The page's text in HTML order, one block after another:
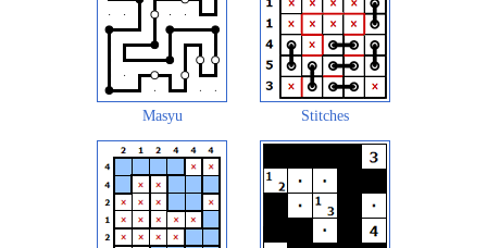
Masyu Stitches